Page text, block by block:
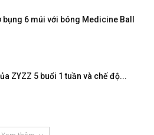
bụng 6 múi với bóng Medicine Ball
ZYZZ 5 buổi 1 tuần và chế độ...